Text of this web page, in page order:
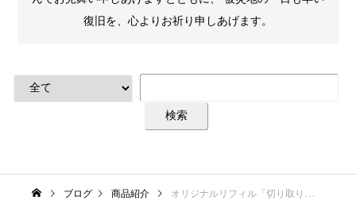
復旧を、心よりお祈り申しあげます。
ブログ 商品紹介 オリジナルリフィル「切り取りメモ」はシステム手帳のサイズの壁を越えることができるのか！？